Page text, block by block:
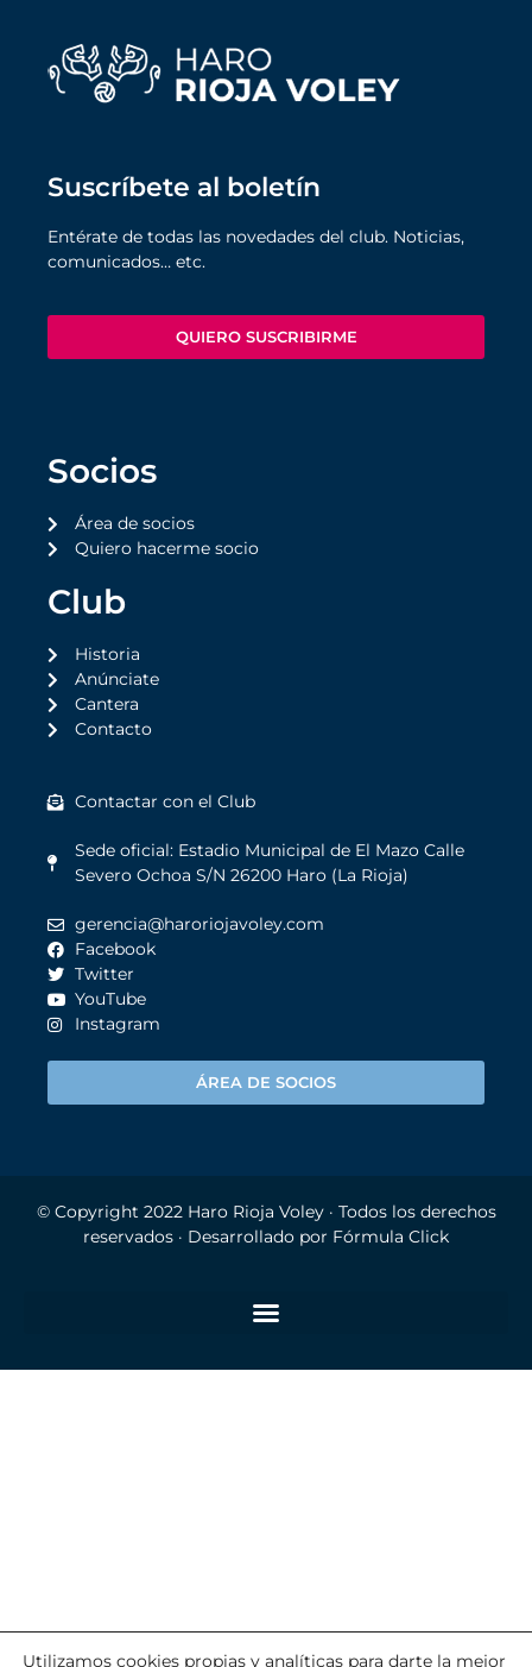
Suscríbete al boletín
Entérate de todas las novedades del club. Noticias,
comunicados… etc.
QUIERO SUSCRIBIRME
Socios
Área de socios
Quiero hacerme socio
Club
Historia
Anúnciate
Cantera
Contacto
Contactar con el Club
Sede oficial: Estadio Municipal de El Mazo Calle
Severo Ochoa S/N 26200 Haro (La Rioja)
gerencia@haroriojavoley.com
Facebook
Twitter
YouTube
Instagram
ÁREA DE SOCIOS
© Copyright 2022 Haro Rioja Voley· Todos los derechos
reservados · Desarrollado por Fórmula Click
Utilizamos cookies propias y analíticas para darte la mejor